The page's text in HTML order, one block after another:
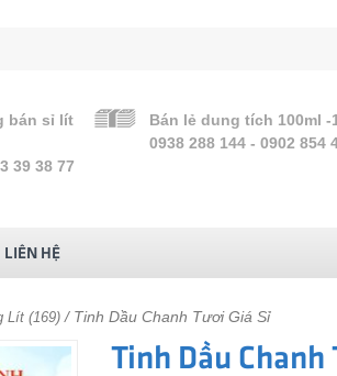
bán sỉ lít
39 38 77
Bán lẻ dung tích 100ml -
0938 288 144 - 0902 854
LIÊN HỆ
Lít (169) / Tinh Dầu Chanh Tươi Giá Sỉ
Tinh Dầu Chanh